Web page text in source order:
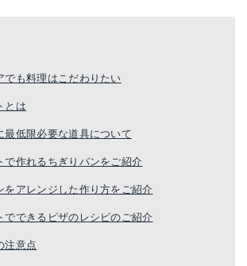
でも料理はこだわりたい
とは
最低限必要な道具について
で作れるちぎりパンをご紹介
をアレンジした作り方をご紹介
でできるピザのレシピのご紹介
注意点